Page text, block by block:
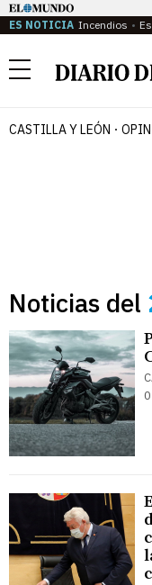
ES NOTICIA Incendios
Menú
CASTILLA Y LEÓN
Noticias del